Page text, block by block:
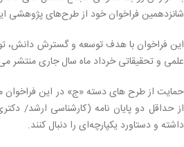
شانزدهمین فراخوان خود از طرح‌های پژوهشی
این فراخوان با هدف توسعه و گسترش دانش،
علمی و تحقیقاتی خرداد ماه سال جاری منتشر
حمایت از طرح های دسته «ج» در این فراخوان
از حداقل دو پایان نامه (کارشناسی ارشد/
داشته و دستاورد یکپارچه‌ای را دنبال کنند.